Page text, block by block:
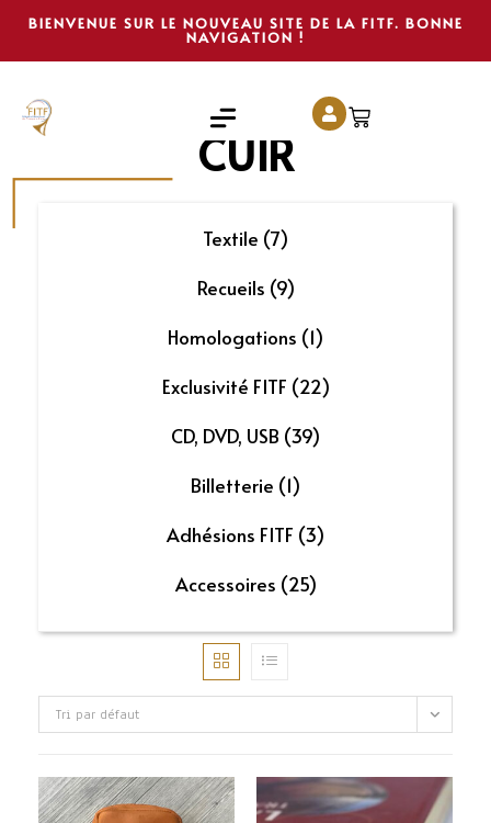
BIENVENUE SUR LE NOUVEAU SITE DE LA FITF. BONNE
NAVIGATION !
CUIR
Textile (7)
Recueils (9)
Homologations (1)
Exclusivité FITF (22)
CD, DVD, USB (39)
Billetterie (1)
Adhésions FITF (3)
Accessoires (25)
Tri par défaut